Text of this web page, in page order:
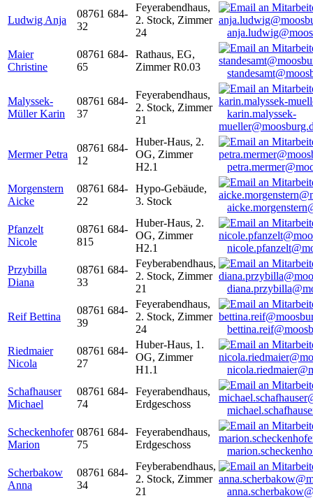
Ludwig Anja
08761 684-
32
Feyerabendhaus,
2. Stock, Zimmer
24
Maier
Christine
08761 684-
65
Rathaus, EG,
Zimmer R0.03
Malyssek-
Müller Karin
08761 684-
37
Feyerabendhaus,
2. Stock, Zimmer
21
karin.malyssek-
Mermer Petra
08761 684-
12
Huber-Haus, 2.
OG, Zimmer
H2.1
Morgenstern
Aicke
08761 684-
22
Hypo-Gebäude,
3. Stock
Pfanzelt
Nicole
08761 684-
815
Huber-Haus, 2.
OG, Zimmer
H2.1
Przybilla
Diana
08761 684-
33
Feyberabendhaus,
2. Stock, Zimmer
21
Reif Bettina
08761 684-
39
Feyerabendhaus,
2. Stock, Zimmer
24
Riedmaier
Nicola
08761 684-
27
Huber-Haus, 1.
OG, Zimmer
H1.1
Schafhauser
Michael
08761 684-
74
Feyerabendhaus,
Erdgeschoss
Scheckenhofer
Marion
08761 684-
75
Feyerabendhaus,
Erdgeschoss
Scherbakow
Anna
08761 684-
34
Feyberabendhaus,
2. Stock, Zimmer
21